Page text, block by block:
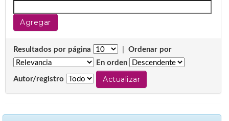
Resultados por página
Ordenar por
En orden
Autor/registro